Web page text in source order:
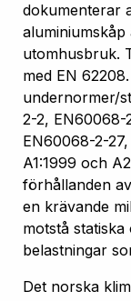
dokumenterar
utomhusbruk.
med EN
undernormer/
2-2, EN60068-
EN60068-2-
A1:1999 och
förhållanden
en krävande
motstå
belastningar
Det norska